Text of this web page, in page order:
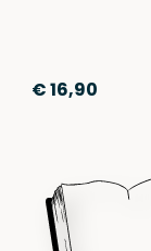
€ 16,90